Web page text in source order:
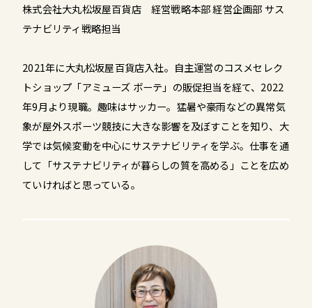
株式会社大丸松坂屋百貨店 経営戦略本部 経営企画部 サス
テナビリティ戦略担当
2021年に大丸松坂屋百貨店入社。自主運営のコスメセレク
トショップ「アミューズ ボーテ」の販促担当を経て、2022
年9月より現職。趣味はサッカー。猛暑や豪雨などの異常気
象が屋外スポーツ競技に大きな影響を及ぼすことを知り、大
学では気候変動を中心にサステナビリティを学ぶ。仕事を通
して「サステナビリティが暮らしの質を高める」ことを広め
ていければと思っている。